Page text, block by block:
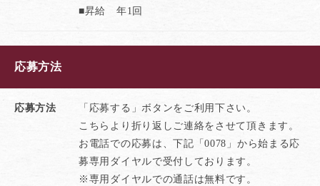
■昇給 年1回
応募方法
応募方法
「応募する」ボタンをご利用下さい。
こちらより折り返しご連絡をさせて頂きます。
お電話での応募は、下記「0078」から始まる応
募専用ダイヤルで受付しております。
※専用ダイヤルでの通話は無料です。